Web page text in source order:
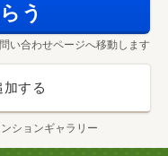
13分／約1010m）
）
う
い合わせページへ移動します
する
ションギャラリー